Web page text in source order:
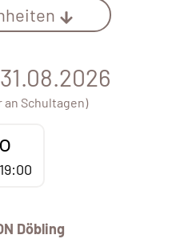
an Schultagen)
Döbling